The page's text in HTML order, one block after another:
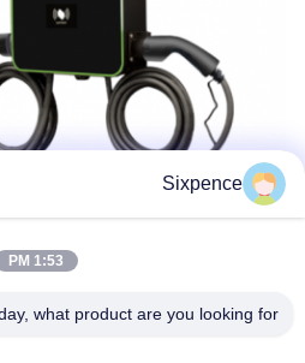
Sixpence
1:53 PM
what product are you looking for?